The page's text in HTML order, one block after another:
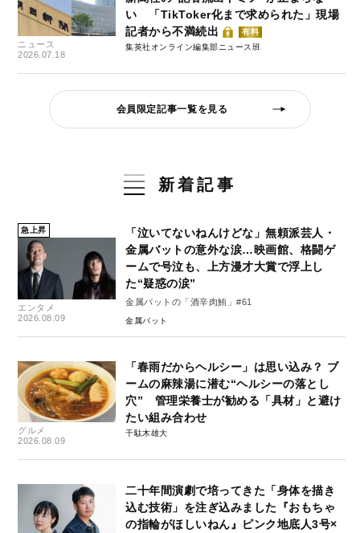
ニュース
2026.07.18
い 「TikToker化まで求められた」現場
記者から不満続出
有料
集英社オンライン編集部ニュース班
会員限定記事一覧を見る
新着記事
急上昇
エンタメ
2026.08.09
「泣いてないねんけどな」無頼派芸人・
金属バットの意外な涙…映画館、格闘ゲ
ームで号泣も、上方漫才大賞で浮上し
た“疑惑の涙”
金属バットの「酒辛肉鮪」#61
金属バット
グルメ
2026.08.09
「春雨だからヘルシー」は思い込み？ ブ
ームの麻辣湯に潜む“ヘルシーの落とし
穴” 管理栄養士が勧める「具材」と避け
たい組み合わせ
千駄木雄大
二十年間演劇で培ってきた「身体を描き
込む技術」を注ぎ込みました『おもちゃ
の指輪がほしいねん』ピンク地底人3号×